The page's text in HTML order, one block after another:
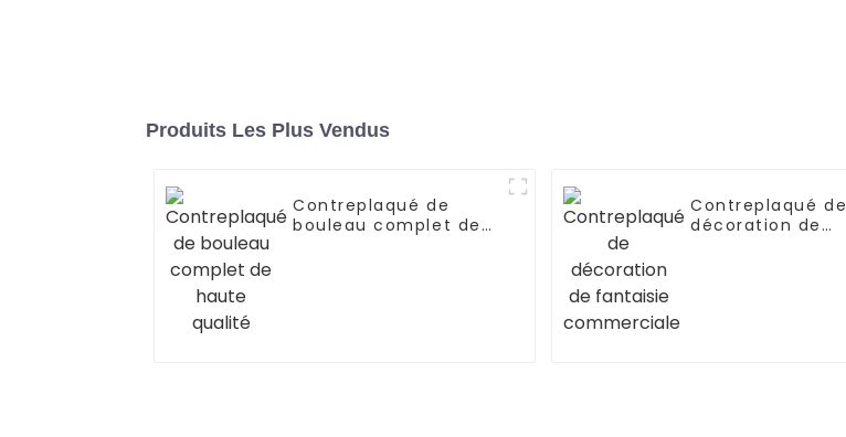
Produits Les Plus Vendus
Contreplaqué de
bouleau complet de
Contreplaqué de
décoration de